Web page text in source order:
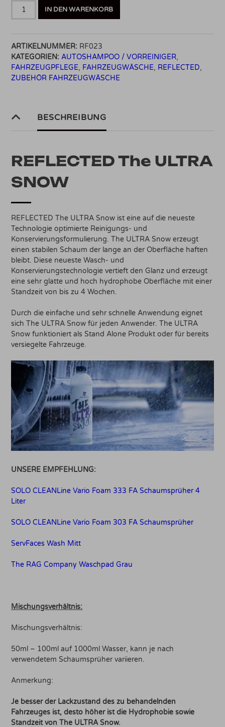
REFLECTED
Menge
IN DEN WARENKORB
ARTIKELNUMMER: RF023
KATEGORIEN: AUTOSHAMPOO / VORREINIGER,
FAHRZEUGPFLEGE, FAHRZEUGWÄSCHE, REFLECTED,
ZUBEHÖR FAHRZEUGWÄSCHE
BESCHREIBUNG
REFLECTED The ULTRA
SNOW
REFLECTED The ULTRA Snow ist eine auf die neueste
Technologie optimierte Reinigungs- und
Konservierungsformulierung. The ULTRA Snow erzeugt
einen stabilen Schaum der lange an der Oberfläche haften
bleibt. Diese neueste Wasch- und
Konservierungstechnologie vertieft den Glanz und erzeugt
eine sehr glatte und hoch hydrophobe Oberfläche mit einer
Standzeit von bis zu 4 Wochen.
Durch die einfache und sehr schnelle Anwendung eignet
sich The ULTRA Snow für jeden Anwender. The ULTRA
Snow funktioniert als Stand Alone Produkt oder für bereits
versiegelte Fahrzeuge.
UNSERE EMPFEHLUNG:
SOLO CLEANLine Vario Foam 333 FA Schaumsprüher 4
Liter
SOLO CLEANLine Vario Foam 303 FA Schaumsprüher
ServFaces Wash Mitt
The RAG Company Waschpad Grau
Mischungsverhältnis:
Mischungsverhältnis:
50ml – 100ml auf 1000ml Wasser, kann je nach
verwendetem Schaumsprüher variieren.
Anmerkung:
Je besser der Lackzustand des zu behandelnden
Fahrzeuges ist, desto höher ist die Hydrophobie sowie
Standzeit von The ULTRA Snow.